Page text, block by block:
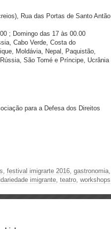
Rua das Portas de Santo Antão
; Domingo das 17 às 00.00
Cabo Verde, Costa do
Moldávia, Nepal, Paquistão,
São Tomé e Príncipe, Ucrânia
para a Defesa dos Direitos
, festival imigrarte 2016, gastronomia,
imigrante, teatro, workshops